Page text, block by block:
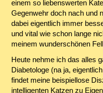
einem so liebenswerten
Gegenwehr doch nach und
dabei eigentlich immer
und vital wie schon lange
meinem wunderschönen
Heute nehme ich das alles
Diabetologe (na ja,
findet meine beispiellose
intelligenten Katzen zu